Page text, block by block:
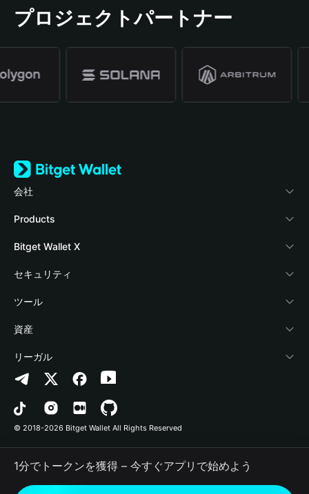
プロジェクトパートナー
会社
Bitget Walletについて
ブログ
アカデミー
暗号資産ニュース
Help Center
お問い合わせ
ブランドリソース
キャリア
Products
Crypto Card
Stablecoin Earn
Payfi Crypto
Crypto Swap API
Altcoin Season Index
Prediction Markets
DApp
RWA
Bitget Wallet X
デベロッパー
ウォレットを接続
Bitget Wallet Pay
プロジェクトを掲載
セキュリティ
保護基金
セキュリティ技術
ツール
暗号資産を購入
認証検出
コントラクト検出
一括送金
資産
Arbitrum
Avalanche
Bitcoin
Polygon
リーガル
プライバシーポリシー
利用規約
© 2018-2026 Bitget Wallet All Rights Reserved
1分でトークンを獲得 – 今すぐアプリで始めよう